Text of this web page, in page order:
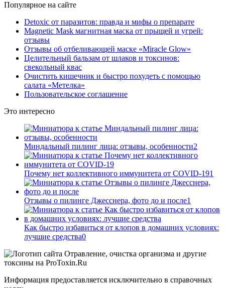
записей
Популярное на сайте
Detoxic от паразитов: правда и мифы о препарате
Magnetic Mask магнитная маска от прыщей и угрей:
отзывы
Отзывы об отбеливающей маске «Miracle Glow»
Целительный бальзам от шлаков и токсинов:
свекольный квас
Очистить кишечник и быстро похудеть с помощью
салата «Метелка»
Пользовательское соглашение
Это интересно
Миндальный пилинг лица: отзывы, особенности2
Почему нет коллективного иммунитета от COVID-191
Отзывы о пилинге Джесснера, фото до и после1
Как быстро избавиться от клопов в домашних условиях:
лучшие средства0
Информация предоставляется исключительно в справочных